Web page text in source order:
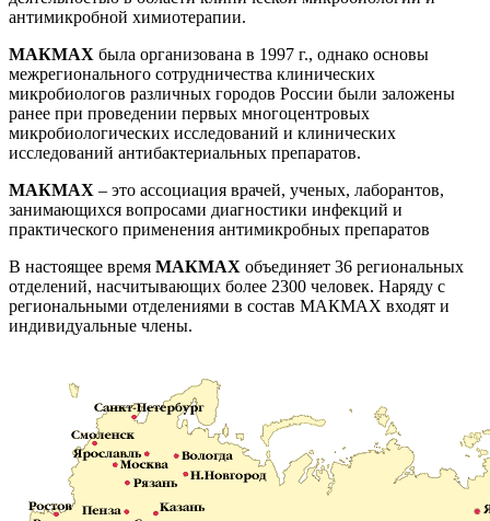
антимикробной химиотерапии.
МАКМАХ была организована в 1997 г., однако основы
межрегионального сотрудничества клинических
микробиологов различных городов России были заложены
ранее при проведении первых многоцентровых
микробиологических исследований и клинических
исследований антибактериальных препаратов.
МАКМАХ – это ассоциация врачей, ученых, лаборантов,
занимающихся вопросами диагностики инфекций и
практического применения антимикробных препаратов
В настоящее время МАКМАХ объединяет 36 региональных
отделений, насчитывающих более 2300 человек. Наряду с
региональными отделениями в состав МАКМАХ входят и
индивидуальные члены.